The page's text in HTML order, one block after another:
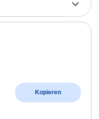
Kopieren